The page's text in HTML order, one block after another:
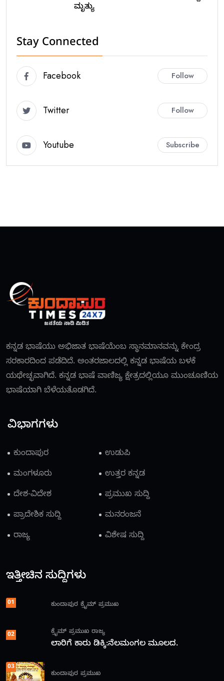
ಮೃತ್ಯು
Stay Connected
Facebook Follow
Twitter Follow
Youtube Subscribe
ಕನ್ನಡ ಭಾಷೆಯು ಅಭಿಜಾತ ಭಾಷೆಯೆಂಬ ಸ್ಥಾನಮಾನವನ್ನು ಕೇಂದ್ರ
ಸರಕಾರದಿಂದ ಪಡೆದಿದೆ. ಅಂತರಜಾಲದಲ್ಲಿ ಕನ್ನಡ ಭಾಷೆಯ ಬಳಕೆ
ಯಥೇಚ್ಛವಾಗಿದೆ. ಕನ್ನಡ ಭಾಷೆ ವಾಣಿಜ್ಯ ಕ್ಷೇತ್ರದಲ್ಲಿಯೂ ಮುಂಚೂಣಿಯ
ಭಾಷೆಯಾಗಿ ಬೆಳೆಯತೊಡಗಿದೆ.
ವಿಭಾಗಗಳು
ಕುಂದಾಪುರ
ಉಡುಪಿ
ಮಂಗಳೂರು
ಉತ್ತರ ಕನ್ನಡ
ದೇಶ-ವಿದೇಶ
ಪ್ರಮುಖ ಸುದ್ದಿ
ಪ್ರಾದೇಶಿಕ ಸುದ್ದಿ
ಮನರಂಜನೆ
ರಾಜ್ಯ
ವಿಶೇಷ ಸುದ್ದಿ
ಇತ್ತೀಚಿನ ಸುದ್ದಿಗಳು
01 ಕುಂದಾಪುರ ಕ್ರೈಮ್ ಪ್ರಮುಖ
02 ಕ್ರೈಮ್ ಪ್ರಮುಖ ರಾಜ್ಯ
ಲಾರಿಗೆ ಕಾರು ಡಿಕ್ಕಿ:ನೆಲಮಂಗಲ ಮೂಲದ.
03
ಕುಂದಾಪುರ ಪ್ರಮುಖ